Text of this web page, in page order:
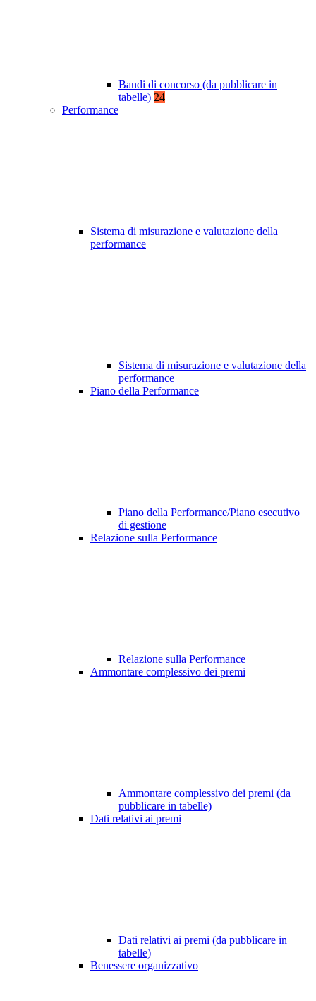
Bandi di concorso (da pubblicare in
tabelle) 24
Performance
Sistema di misurazione e valutazione della
performance
Sistema di misurazione e valutazione della
performance
Piano della Performance
Piano della Performance/Piano esecutivo
di gestione
Relazione sulla Performance
Relazione sulla Performance
Ammontare complessivo dei premi
Ammontare complessivo dei premi (da
pubblicare in tabelle)
Dati relativi ai premi
Dati relativi ai premi (da pubblicare in
tabelle)
Benessere organizzativo